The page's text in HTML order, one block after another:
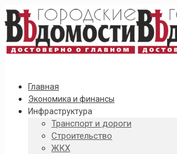
Главная
Экономика и финансы
Инфраструктура
Транспорт и дороги
Строительство
ЖКХ